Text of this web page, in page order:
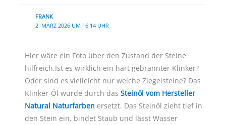
FRANK
2. MÄRZ 2026 UM 16:14 UHR
Hier wäre ein Foto über den Zustand der Steine
hilfreich.Ist es wirklich ein hart gebrannter Klinker?
Oder sind es vielleicht nur weiche Ziegelsteine? Das
Klinker-Öl wurde durch das Steinöl vom Hersteller
Natural Naturfarben ersetzt. Das Steinöl zieht tief in
den Stein ein, bindet Staub und lässt Wasser